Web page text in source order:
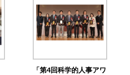
「第4回科学的人事アワ